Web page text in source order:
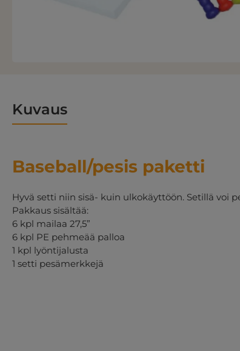
Kuvaus
Baseball/pesis paketti
Hyvä setti niin sisä- kuin ulkokäyttöön. Setillä voi
Pakkaus sisältää:
6 kpl mailaa 27,5”
6 kpl PE pehmeää palloa
1 kpl lyöntijalusta
1 setti pesämerkkejä